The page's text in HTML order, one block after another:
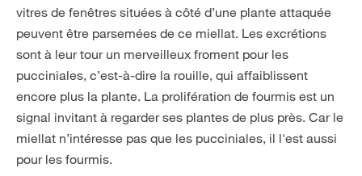
vitres de fenêtres situées à côté d’une plante attaquée
peuvent être parsemées de ce miellat. Les excrétions
sont à leur tour un merveilleux froment pour les
pucciniales, c’est-à-dire la rouille, qui affaiblissent
encore plus la plante. La prolifération de fourmis est un
signal invitant à regarder ses plantes de plus près. Car le
miellat n’intéresse pas que les pucciniales, il l'est aussi
pour les fourmis.